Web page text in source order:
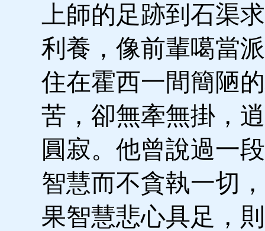
上師的足跡到石渠
利養，像前輩噶當
住在霍西一間簡陋
苦，卻無牽無掛，
圓寂。他曾說過一
智慧而不貪執一切
果智慧悲心具足，